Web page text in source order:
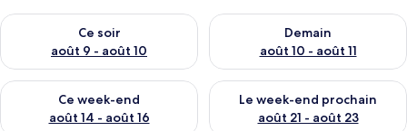
Ce soir
août 9 - août 10
Vérifier la disponibilité pour ce soir août 9 - août 10
Demain
août 10 - août 11
Vérifier la disponibilité pour
Ce week-end
août 14 - août 16
Vérifier la disponibilité pour ce week-end août 14 - août 16
Le week-end prochain
août 21 - août 23
Vérifier la disponibilité pour